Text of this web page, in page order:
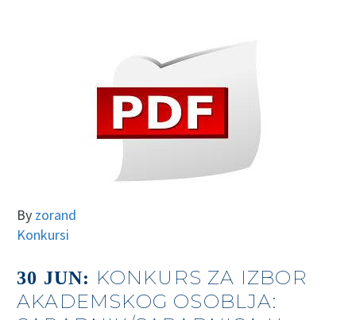
By zorand
Konkursi
30 JUN: KONKURS ZA IZBOR
AKADEMSKOG OSOBLJA: